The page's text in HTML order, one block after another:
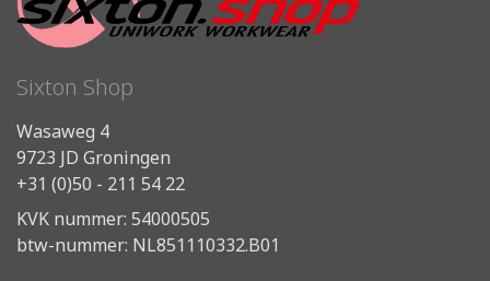
Sixton Shop
Wasaweg 4
9723 JD Groningen
+31 (0)50 - 211 54 22
KVK nummer: 54000505
btw-nummer: NL851110332.B01